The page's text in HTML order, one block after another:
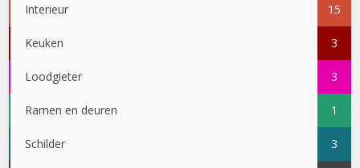
Interieur 15
Keuken 3
Loodgieter 3
Ramen en deuren 1
Schilder 3